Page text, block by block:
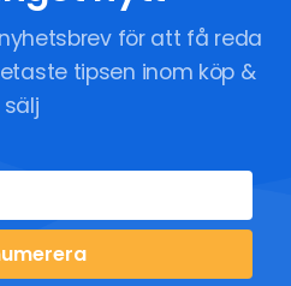
för att få reda
tipsen inom köp &
sälj